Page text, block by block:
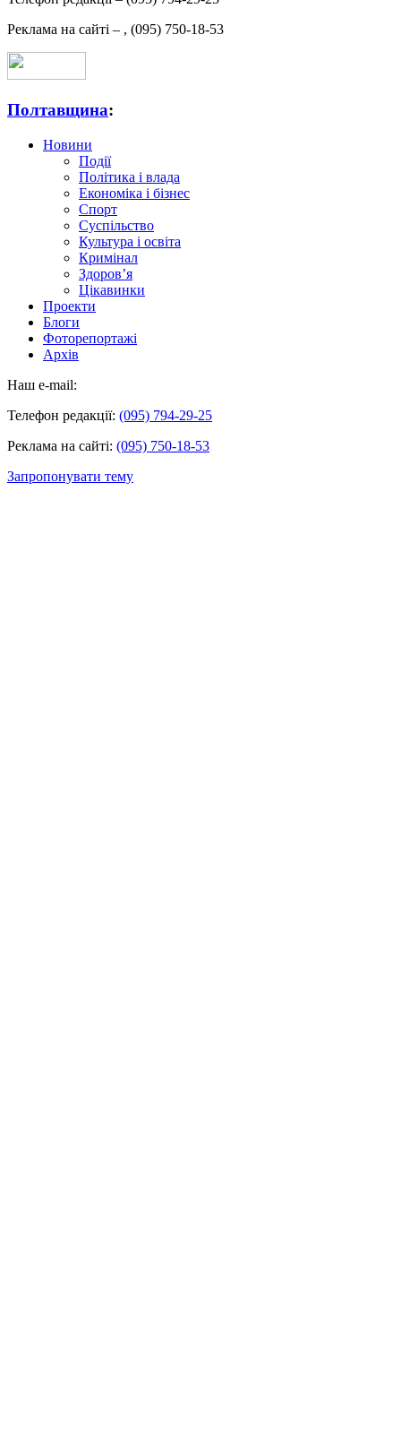
Реклама на сайті – , (095) 750-18-53
Полтавщина:
Новини
Події
Політика і влада
Економіка і бізнес
Спорт
Суспільство
Культура і освіта
Кримінал
Здоров’я
Цікавинки
Проекти
Блоги
Фоторепортажі
Архів
Наш e-mail:
Телефон редакції: (095) 794-29-25
Реклама на сайті: (095) 750-18-53
Запропонувати тему